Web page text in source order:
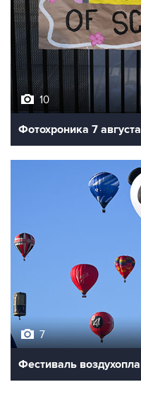
10
Фотохроника 7 августа
7
Фестиваль